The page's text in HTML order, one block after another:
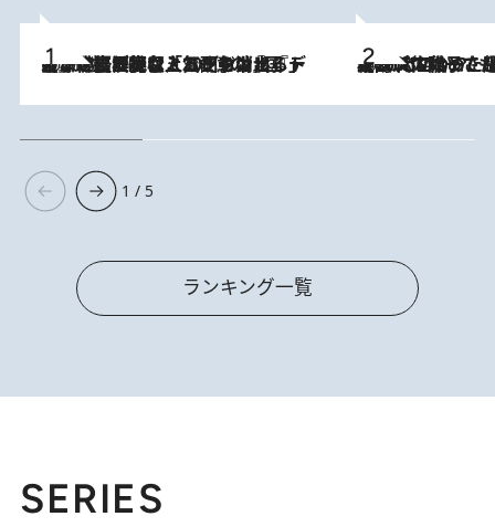
2026.8.5
【なぜ吉沢亮は「気配を消せる」のか？】興行収入208億の『国宝』を経て挑むミュージカル『ディア・エヴァン・ハンセン』。トップ俳優が舞台上でさらけ出した“孤独”とは 2026.8.5
【阿川佐和子さんの年とる力】なぜ70代で始めた趣味は“こんなに楽しい”のか？ ピアノ、俳句…スランプに陥っても続けられる“ある秘訣”とは
1 / 5
ランキング一覧
SERIES